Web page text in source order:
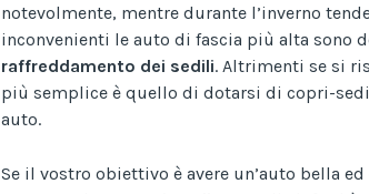
notevolmente, mentre durante l’inverno
inconvenienti le auto di fascia più alta sono
raffreddamento dei sedili. Altrimenti se si
più semplice è quello di dotarsi di copri-
auto.
Se il vostro obiettivo è avere un’auto bella ed